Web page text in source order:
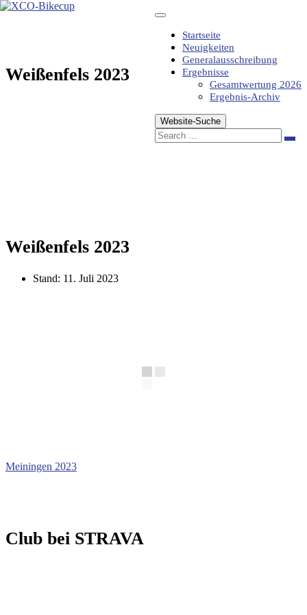
Zum
Startseite
Neuigkeiten
Generalausschreibung
Ergebnisse
Gesamtwertung 2026
Ergebnis-Archiv
Website-Suche
Weißenfels 2023
Weißenfels 2023
Stand: 11. Juli 2023
Meiningen 2023
Club bei STRAVA